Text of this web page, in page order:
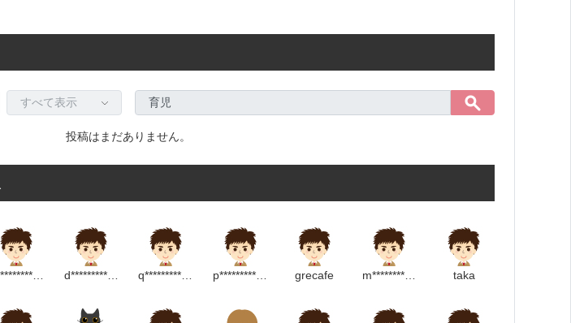
投稿はまだありません。
o***********************p d****************m grecafe m******************************p taka